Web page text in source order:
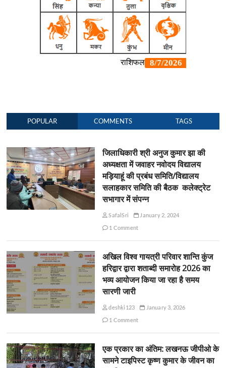
POPULAR COMMENTS TAGS
जिलाधिकारी श्री अनुज कुमार झा की
अध्यक्षता में जवाहर नवोदय विद्यालय
मड़ियाहूं की प्रबंध समिति/विद्यालय
सलाहकार समिति की बैठक कलेक्ट्रेट
सभागार में संपन्न
SafalSri
January 2, 2024
1 Comment
अखिल विश्व गायत्री परिवार शान्ति कुंज
हरिद्वार द्वारा शताब्दी समारोह 2026 का
भव्य आयोजन किया जा रहा है समय
सारणी जारी
deshki123
January 3, 2026
1 Comment
एक प्रकार का अंतिम: लखनऊ जीपीओ के
सामने टाइपिस्ट कृष्ण कुमार के जीवन का